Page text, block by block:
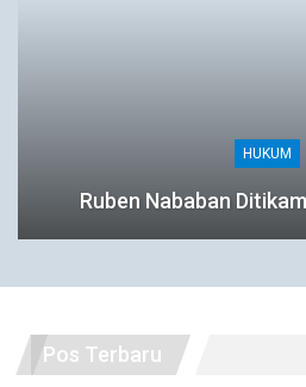
HUKUM
Ruben Nababan
Pos Terbaru